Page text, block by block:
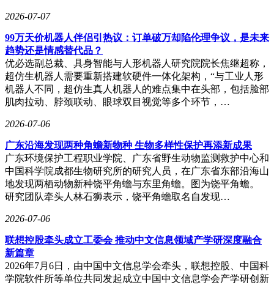
2026-07-07
99万天价机器人伴侣引热议：订单破万却陷伦理争议，是未来
趋势还是情感替代品？
优必选副总裁、具身智能与人形机器人研究院院长焦继超称，
超仿生机器人需要重新搭建软硬件一体化架构，“与工业人形
机器人不同，超仿生真人机器人的难点集中在头部，包括脸部
肌肉拉动、脖颈联动、眼球双目视觉等多个环节，…
2026-07-06
广东沿海发现两种角蟾新物种 生物多样性保护再添新成果
广东环境保护工程职业学院、广东省野生动物监测救护中心和
中国科学院成都生物研究所的研究人员，在广东省东部沿海山
地发现两栖动物新种饶平角蟾与东里角蟾。图为饶平角蟾。
研究团队牵头人林石狮表示，饶平角蟾取名自发现…
2026-07-06
联想控股牵头成立工委会 推动中文信息领域产学研深度融合
新篇章
2026年7月6日，由中国中文信息学会牵头，联想控股、中国科
学院软件所等单位共同发起成立中国中文信息学会产学研创新